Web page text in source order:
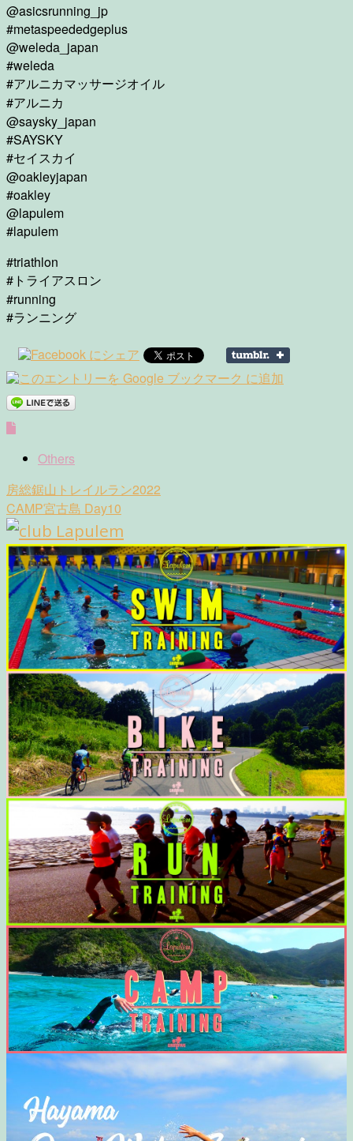
@asicsrunning_jp
#metaspeededgeplus
@weleda_japan
#weleda
#アルニカマッサージオイル
#アルニカ
@saysky_japan
#SAYSKY
#セイスカイ
@oakleyjapan
#oakley
@lapulem
#lapulem
#triathlon
#トライアスロン
#running
#ランニング
Others
Post
navigation
房総鋸山トレイルラン2022
CAMP宮古島 Day10